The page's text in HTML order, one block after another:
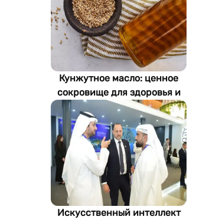
Кунжутное масло: ценное
сокровище для здоровья и
экономики Туркменистана
Искусственный интеллект